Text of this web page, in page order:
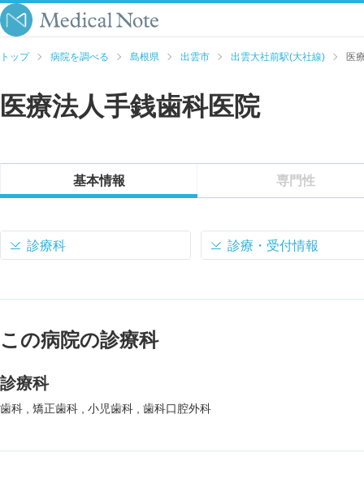
トップ 病院を調べる 島根県 出雲市 出雲大社前駅(大社線) 医
医療法人手銭歯科医院
基本情報 専門性
診療科 診療・受付情報
この病院の診療科
診療科
歯科 矯正歯科 小児歯科 歯科口腔外科